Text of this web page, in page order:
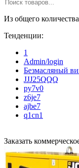
Из общего
Тенденции:
1
Admin/login
Безмасляный
JJJ25QQQ
py7v0
z6je7
ajbe7
q1cn1
Заказать